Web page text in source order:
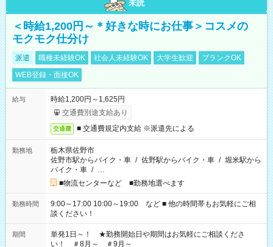
未読
＜時給1,200円～＊好きな時にお仕事＞コスメの
モクモク仕分け
派遣 職種未経験OK 社会人未経験OK 大学生歓迎
ブランクOK
WEB登録・面接OK
給与
時給1,200円～1,625円
交通費別途支給あり
交通費 ■ 交通費規定内支給 ※派遣先による
勤務地
栃木県佐野市
佐野市駅からバイク・車 / 佐野駅からバイク・車 / 堀米駅から
バイク・車 / …
■物流センターなど ■勤務地選べます
勤務時間
9:00～17:00 10:00～19:00 など ■ 他の時間帯もお気軽にご相
談ください！
期間
単発1日～！ ★勤務開始日や期間はお気軽にご相談くださ
い！ ＃8月～ ＃9月～